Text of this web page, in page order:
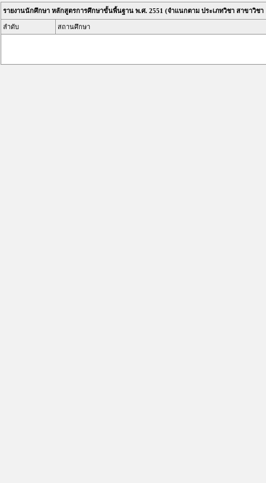
รายงานนักศึกษา หลักสูตรการศึกษาขั้นพื้นฐาน พ.ศ. 2551 (จำแนกตาม ประเภทวิชา สาขาวิช
ลำดับ สถานศึกษา